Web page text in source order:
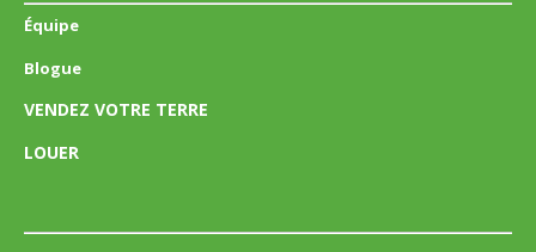
Équipe
Blogue
VENDEZ VOTRE TERRE
LOUER